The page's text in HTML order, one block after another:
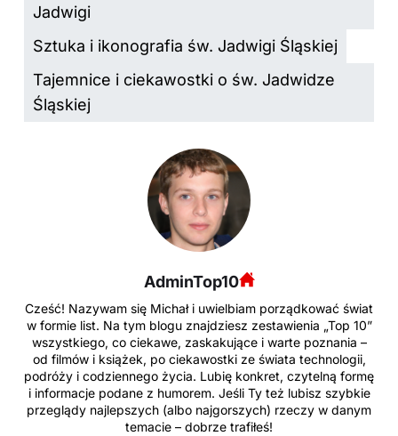
Jadwigi
Sztuka i ikonografia św. Jadwigi Śląskiej
Tajemnice i ciekawostki o św. Jadwidze
Śląskiej
AdminTop10
Cześć! Nazywam się Michał i uwielbiam porządkować świat
w formie list. Na tym blogu znajdziesz zestawienia „Top 10”
wszystkiego, co ciekawe, zaskakujące i warte poznania –
od filmów i książek, po ciekawostki ze świata technologii,
podróży i codziennego życia. Lubię konkret, czytelną formę
i informacje podane z humorem. Jeśli Ty też lubisz szybkie
przeglądy najlepszych (albo najgorszych) rzeczy w danym
temacie – dobrze trafiłeś!